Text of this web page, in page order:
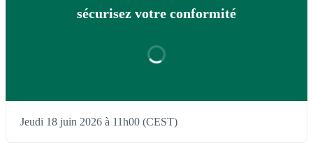
sécurisez votre conformité
Jeudi 18 juin 2026 à 11h00 (CEST)